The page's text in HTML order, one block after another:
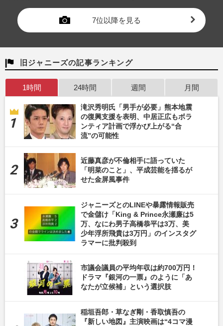
7位以降を見る
旧ジャニーズの記事ランキング
1時間 24時間 週間 月間
滝沢秀明氏「男手が必要」熊本地震
の復興支援を表明、中居正広もボラ
ンティア計画で浮かび上がる“合
流”の可能性
近藤真彦が不倫相手に語っていた
「明菜のこと」、平成芸能を揺るが
せた金屏風事件
ジャニーズとのLINEや暴露情報販売
で金儲け「King & Prince永瀬廉は5
万、なにわ男子高橋恭平は3万、美
少年浮所飛貴は3万円」のインスタグ
ラマーに批判殺到
市議会議員の平均年収は約700万円！
ドラマ『銀河の一票』のように「あ
なたが立候補」という選択肢
稲垣吾郎・草なぎ剛・香取慎吾の
『新しい地図』主演映画は“4コマ漫